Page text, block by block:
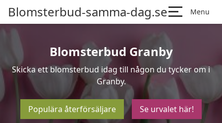
Blomsterbud-samma-dag.se Menu
Blomsterbud Granby
Skicka ett blomsterbud idag till någon du tycker om i
Granby.
Populära återförsäljare Se urvalet här!